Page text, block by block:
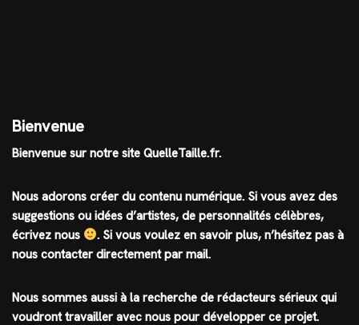
Bienvenue
Bienvenue sur notre site QuelleTaille.fr.
Nous adorons créer du contenu numérique. Si vous avez des
suggestions ou idées d’artistes, de personnalités célèbres,
écrivez nous
. Si vous voulez en savoir plus, n’hésitez pas à
nous contacter directement par mail.
Nous sommes aussi à la recherche de rédacteurs sérieux qui
voudront travailler avec nous pour développer ce projet.